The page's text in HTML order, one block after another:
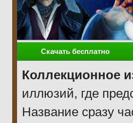
Скачать бесплатно
Коллекционное
иллюзий, где
Название сразу